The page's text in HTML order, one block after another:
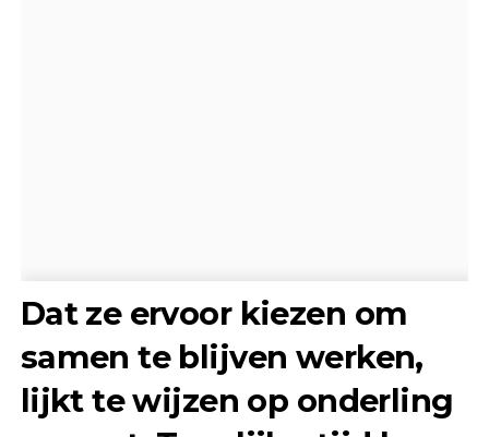
Dat ze ervoor kiezen om
samen te blijven werken,
lijkt te wijzen op onderling